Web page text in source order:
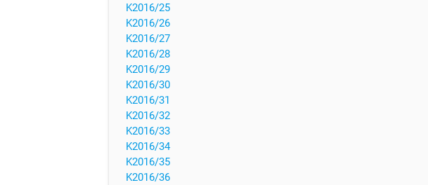
K2016/25
K2016/26
K2016/27
K2016/28
K2016/29
K2016/30
K2016/31
K2016/32
K2016/33
K2016/34
K2016/35
K2016/36